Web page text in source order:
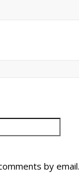
by email.